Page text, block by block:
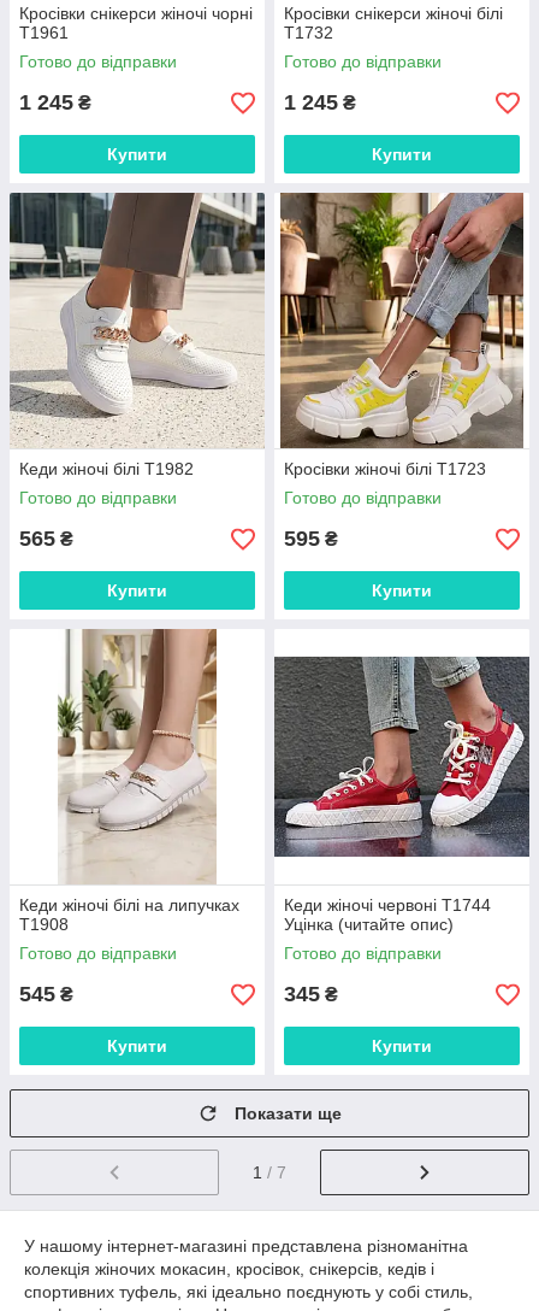
Кросівки снікерси жіночі чорні
Т1961
Готово до відправки
1 245 ₴
Купити
Кросівки снікерси жіночі білі
Т1732
Готово до відправки
1 245 ₴
Купити
Кеди жіночі білі Т1982
Готово до відправки
565 ₴
Купити
Кросівки жіночі білі Т1723
Готово до відправки
595 ₴
Купити
Кеди жіночі білі на липучках
Т1908
Готово до відправки
545 ₴
Купити
Кеди жіночі червоні Т1744
Уцінка (читайте опис)
Готово до відправки
345 ₴
Купити
Показати ще
1 / 7
У нашому інтернет-магазині представлена різноманітна
колекція жіночих мокасин, кросівок, снікерсів, кедів і
спортивних туфель, які ідеально поєднують у собі стиль,